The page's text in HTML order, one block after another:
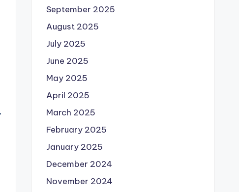
September 2025
August 2025
July 2025
June 2025
May 2025
April 2025
March 2025
February 2025
January 2025
December 2024
November 2024